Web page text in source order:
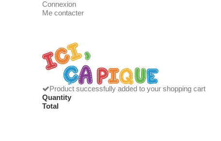
Connexion
Me contacter
Product successfully added to your shopping cart
Quantity
Total